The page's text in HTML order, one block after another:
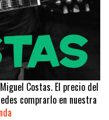
Costas. El precio del
comprarlo en nuestra